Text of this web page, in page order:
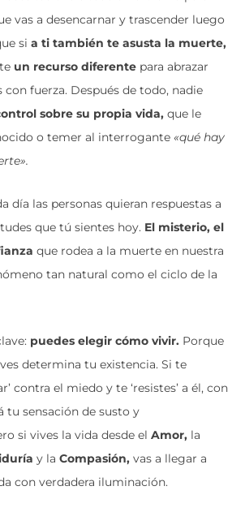
vas a desencarnar y trascender luego
si a ti también te asusta la muerte,
un recurso diferente para abrazar
fuerza. Después de todo, nadie
sobre su propia vida, que le
o temer al interrogante «qué hay
».
día las personas quieran respuestas a
que tú sientes hoy. El misterio, el
que rodea a la muerte en nuestra
tan natural como el ciclo de la
puedes elegir cómo vivir. Porque
determina tu existencia. Si te
contra el miedo y te ‘resistes’ a él, con
tu sensación de susto y
si vives la vida desde el Amor, la
y la Compasión, vas a llegar a
con verdadera iluminación.